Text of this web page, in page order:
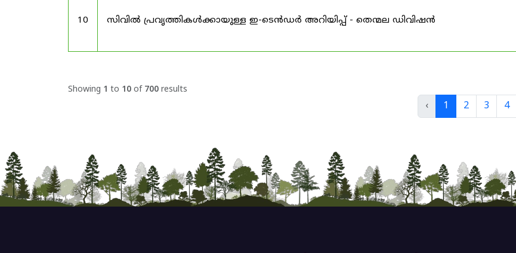
10 സിവിൽ പ്രവൃത്തികൾക്കായുള്ള ഇ-ടെൻഡർ അറിയിപ്പ് - തെന്മല ഡിവിഷൻ
Showing 1 to 10 of 700 results
‹ 1 2 3 4